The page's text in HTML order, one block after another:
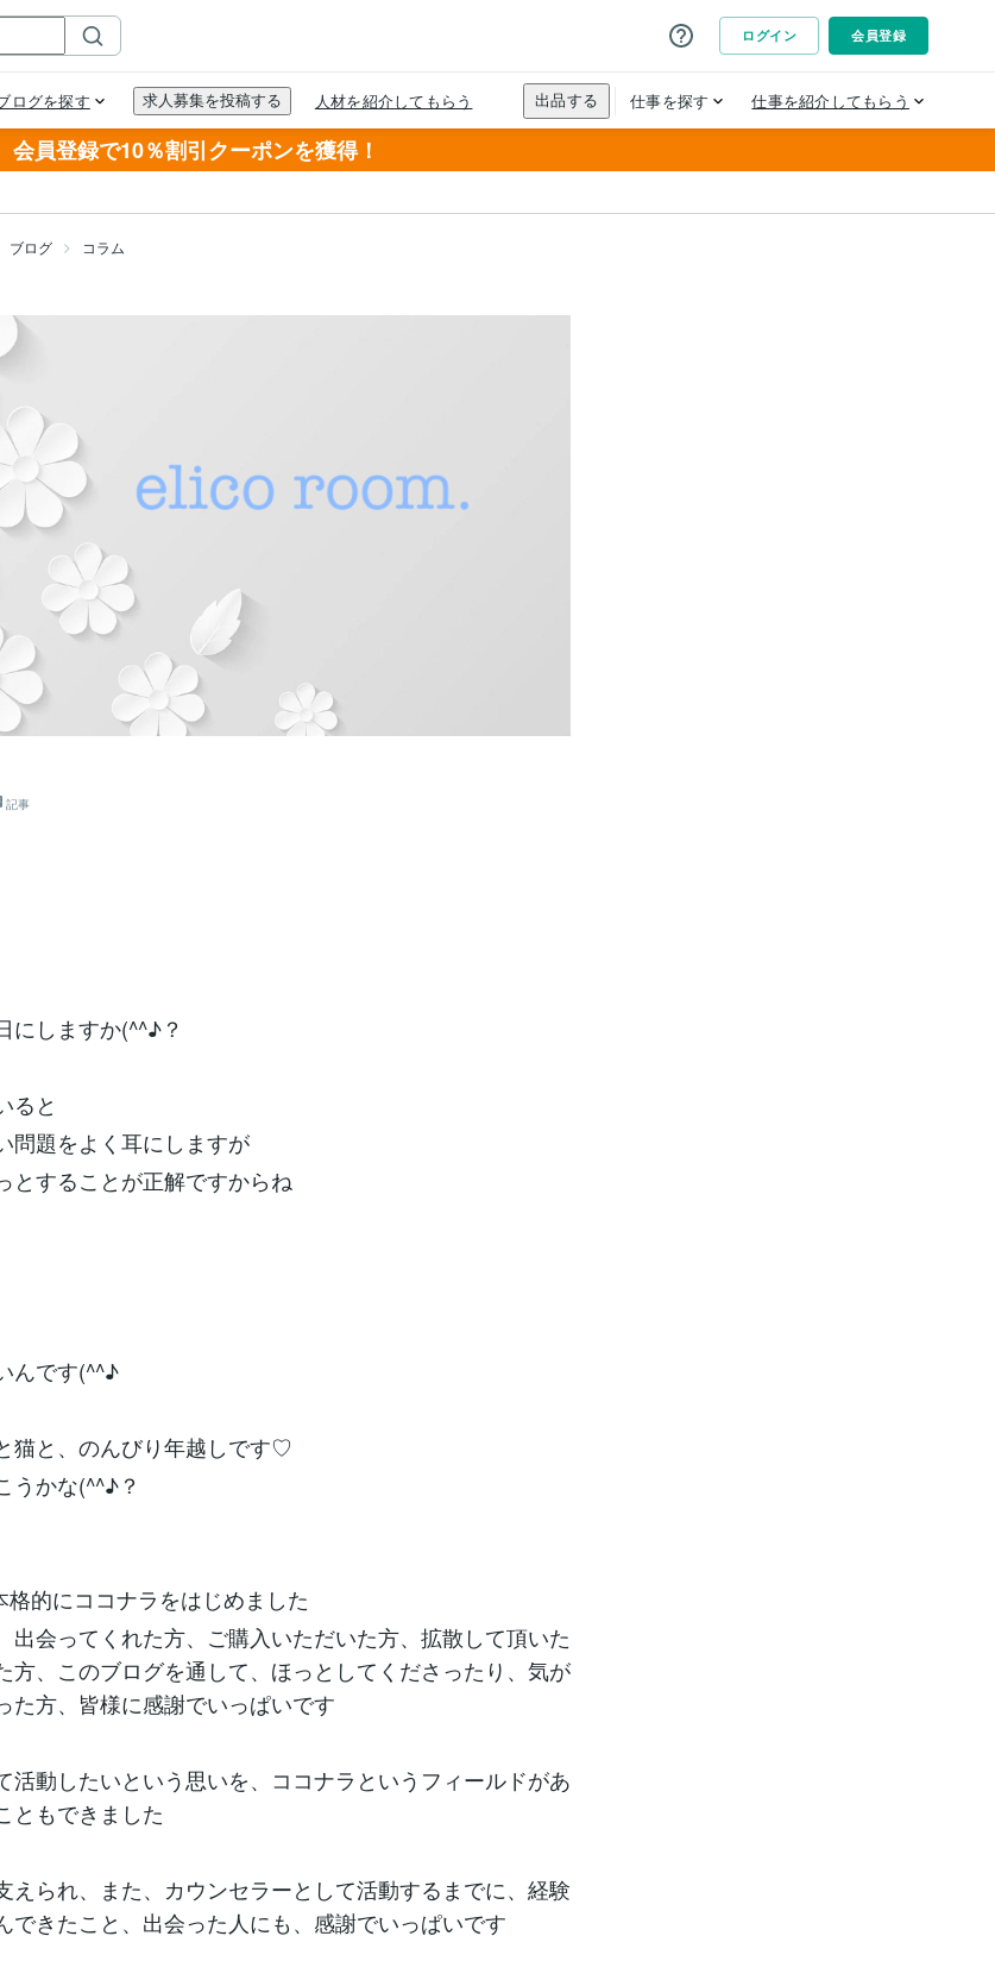
会員登録で10％割引クーポンを獲得！
ブログ コラム
記事
にしますか(^^♪？
ると
問題をよく耳にしますが
とすることが正解ですからね
んです(^^♪
猫と、のんびり年越しです♡
うかな(^^♪？
的にココナラをはじめました
出会ってくれた方、ご購入いただいた方、拡散して頂いた
方、このブログを通して、ほっとしてくださったり、気が
た方、皆様に感謝でいっぱいです
活動したいという思いを、ココナラというフィールドがあ
ともできました
えられ、また、カウンセラーとして活動するまでに、経験
できたこと、出会った人にも、感謝でいっぱいです